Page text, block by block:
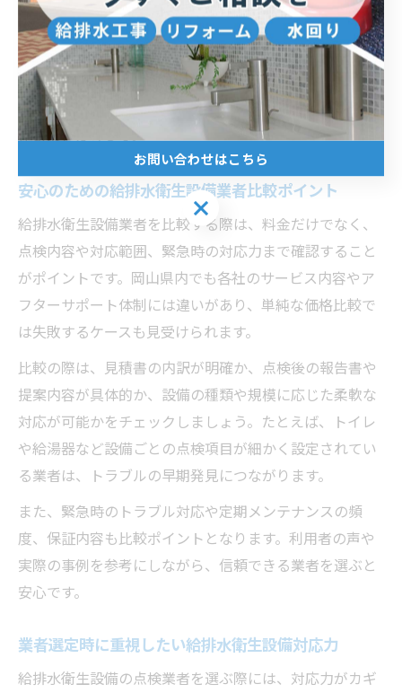
主任技術者などの資格保有者が在籍しているか、過去の
点検実績を確認することで、信頼性を見極めることがで
きます。設備管理の専門家として、こうした基準を押さ
えておくことで、安心して点検を依頼できる体制づくり
が可能となります。
安心のための給排水衛生設備業者比較ポイント
給排水衛生設備業者を比較する際は、料金だけでなく、
点検内容や対応範囲、緊急時の対応力まで確認すること
がポイントです。岡山県内でも各社のサービス内容やア
フターサポート体制には違いがあり、単純な価格比較で
は失敗するケースも見受けられます。
比較の際は、見積書の内訳が明確か、点検後の報告書や
提案内容が具体的か、設備の種類や規模に応じた柔軟な
対応が可能かをチェックしましょう。たとえば、トイレ
や給湯器など設備ごとの点検項目が細かく設定されてい
る業者は、トラブルの早期発見につながります。
また、緊急時のトラブル対応や定期メンテナンスの頻
度、保証内容も比較ポイントとなります。利用者の声や
実際の事例を参考にしながら、信頼できる業者を選ぶと
安心です。
業者選定時に重視したい給排水衛生設備対応力
給排水衛生設備の点検業者を選ぶ際には、対応力がカギ
お問い合わせはこちら
お問い合わせはこちら